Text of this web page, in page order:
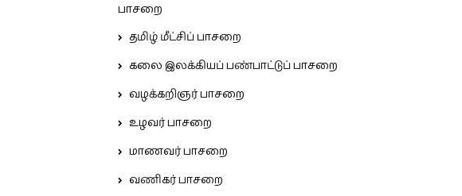
பாசறை
தமிழ் மீட்சிப் பாசறை
கலை இலக்கியப் பண்பாட்டுப் பாசறை
வழக்கறிஞர் பாசறை
உழவர் பாசறை
மாணவர் பாசறை
வணிகர் பாசறை